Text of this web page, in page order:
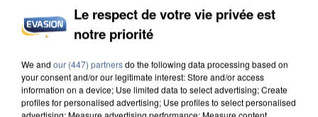
Le respect de votre vie privée est
notre priorité
We and our (447) partnersdo the following data processing based on
your consent and/or our legitimate interest: Store and/or access
information on a device; Use limited data to select advertising; Create
profiles for personalised advertising; Use profiles to select personalised
advertising; Measure advertising performance; Measure content